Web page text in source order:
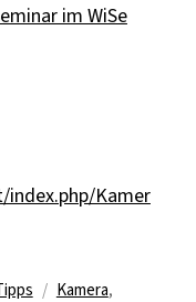
im WiSe
index.php/Kamer
Tags
Kamera,